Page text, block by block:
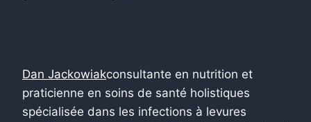
Dan Jackowiakconsultante en nutrition et
praticienne en soins de santé holistiques
spécialisée dans les infections à levures